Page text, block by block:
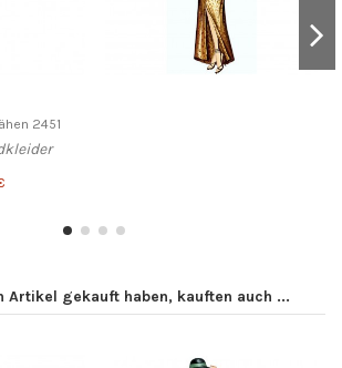
2451
Artikel gekauft haben, kauften auch ...